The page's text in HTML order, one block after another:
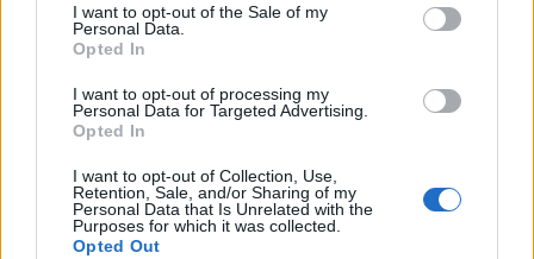
I want to opt-out of the Sale of my
Personal Data.
Opted In
I want to opt-out of processing my
Personal Data for Targeted Advertising.
Opted In
I want to opt-out of Collection, Use,
Retention, Sale, and/or Sharing of my
Personal Data that Is Unrelated with the
Purposes for which it was collected.
Opted Out
Το legacy του Fairytale Athens είναι ισχυρό. Ανήκει
στην αλυσίδα του ομώνυμου καταστήματος που
άνοιξε αρχικά στην περιοχή της Νέας Φιλαδέλφειας
και υπάρχει ακόμη ενώ βρίσκεται υπό ανακαίνιση:
νέες ιδέες θα προστεθούν στο μενού και ο εσωτερικός